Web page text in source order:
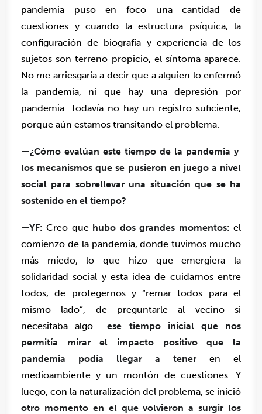
pandemia puso en foco una cantidad de
cuestiones y cuando la estructura psíquica, la
configuración de biografía y experiencia de los
sujetos son terreno propicio, el síntoma aparece.
No me arriesgaría a decir que a alguien lo enfermó
la pandemia, ni que hay una depresión por
pandemia. Todavía no hay un registro suficiente,
porque aún estamos transitando el problema.
—¿Cómo evalúan este tiempo de la pandemia y
los mecanismos que se pusieron en juego a nivel
social para sobrellevar una situación que se ha
sostenido en el tiempo?
—YF: Creo que hubo dos grandes momentos: el
comienzo de la pandemia, donde tuvimos mucho
más miedo, lo que hizo que emergiera la
solidaridad social y esta idea de cuidarnos entre
todos, de protegernos y “remar todos para el
mismo lado”, de preguntarle al vecino si
necesitaba algo…ese tiempo inicial que nos
permitía mirar el impacto positivo que la
pandemia podía llegar a tener en el
medioambiente y un montón de cuestiones. Y
luego, con la naturalización del problema, se inició
otro momento en el que volvieron a surgir los